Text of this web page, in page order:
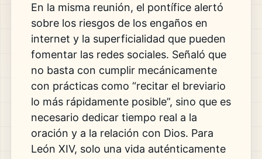
En la misma reunión, el pontífice alertó
sobre los riesgos de los engaños en
internet y la superficialidad que pueden
fomentar las redes sociales. Señaló que
no basta con cumplir mecánicamente
con prácticas como “recitar el breviario
lo más rápidamente posible”, sino que es
necesario dedicar tiempo real a la
oración y a la relación con Dios. Para
León XIV, solo una vida auténticamente